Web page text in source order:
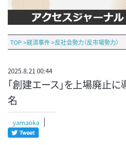
TOP >経済事件>反社会勢力（反市場勢力）
2025.8.21 00:44
「創建エース」を上場廃止
名
yamaoka